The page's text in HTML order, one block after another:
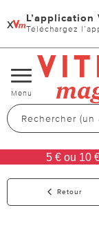
x Téléchargez
Changer
de
navigation
Menu
5 € ou 10
Retour